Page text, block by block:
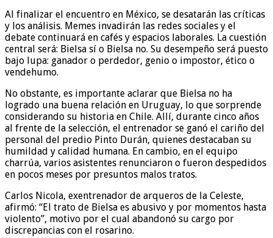
Al finalizar el encuentro en México, se desatarán las críticas
y los análisis. Memes invadirán las redes sociales y el
debate continuará en cafés y espacios laborales. La cuestión
central será: Bielsa sí o Bielsa no. Su desempeño será puesto
bajo lupa: ganador o perdedor, genio o impostor, ético o
vendehumo.
No obstante, es importante aclarar que Bielsa no ha
logrado una buena relación en Uruguay, lo que sorprende
considerando su historia en Chile. Allí, durante cinco años
al frente de la selección, el entrenador se ganó el cariño del
personal del predio Pinto Durán, quienes destacaban su
humildad y calidad humana. En cambio, en el equipo
charrúa, varios asistentes renunciaron o fueron despedidos
en pocos meses por presuntos malos tratos.
Carlos Nicola, exentrenador de arqueros de la Celeste,
afirmó: “El trato de Bielsa es abusivo y por momentos hasta
violento”, motivo por el cual abandonó su cargo por
discrepancias con el rosarino.